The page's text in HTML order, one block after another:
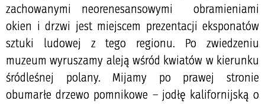
zachowanymi neorenesansowymi obramieniami
okien i drzwi jest miejscem prezentacji eksponatów
sztuki ludowej z tego regionu. Po zwiedzeniu
muzeum wyruszamy aleją wśród kwiatów w kierunku
śródleśnej polany. Mijamy po prawej stronie
obumarłe drzewo pomnikowe – jodłę kalifornijską o